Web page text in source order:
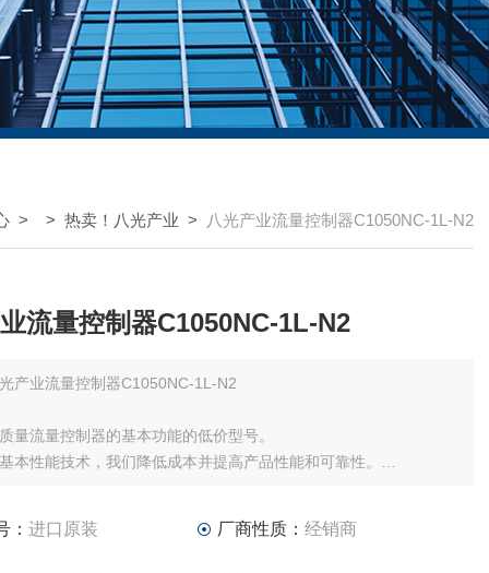
> > 热卖！八光产业 > 八光产业流量控制器C1050NC-1L-N2
流量控制器C1050NC-1L-N2
产业流量控制器C1050NC-1L-N2
量流量控制器的基本功能的低价型号。
本性能技术，我们降低成本并提高产品性能和可靠性。
30秒以上）
： 进口原装 厂商性质： 经销商